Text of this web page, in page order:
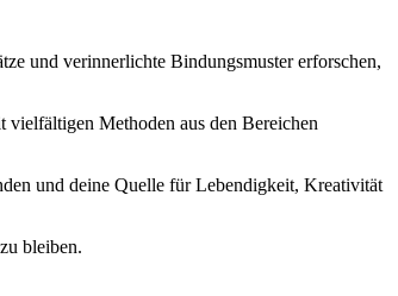
und verinnerlichte Bindungsmuster erforschen,
Methoden aus den Bereichen
und deine Quelle für Lebendigkeit, Kreativität
bleiben.